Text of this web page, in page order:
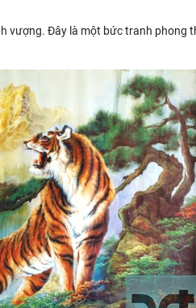
vượng. Đây là một bức tranh phong